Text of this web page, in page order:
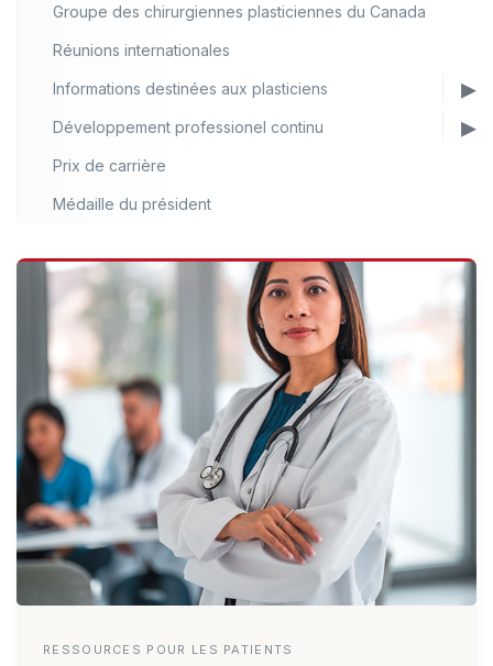
Groupe des chirurgiennes plasticiennes du Canada
Réunions internationales
Informations destinées aux plasticiens
Développement professionel continu
Prix de carrière
Médaille du président
RESSOURCES POUR LES PATIENTS